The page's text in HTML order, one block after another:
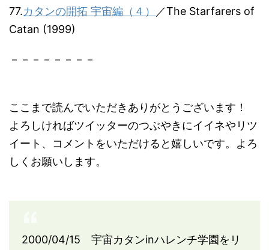
77.カタンの開拓 宇宙編（４）
／The Starfarers of
Catan (1999)
－－－－－－－－
ここまで読んでいただきありがとうございます！
よろしければツイッターのつぶやきにイイネやリツ
イート、コメントをいただけると嬉しいです。よろ
しくお願いします。
2000/04/15 宇宙カタンinハレンチ学園をリ